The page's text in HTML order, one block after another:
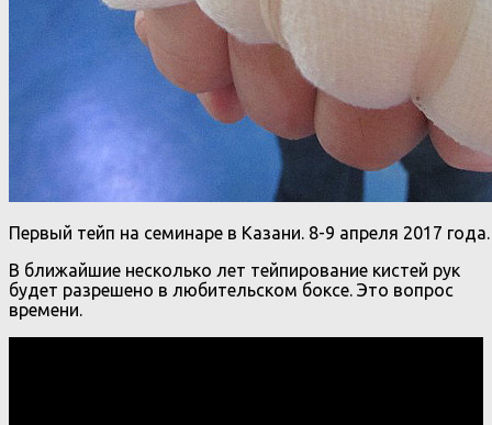
Первый тейп на семинаре в Казани. 8-9 апреля 2017 года.
В ближайшие несколько лет тейпирование кистей рук
будет разрешено в любительском боксе. Это вопрос
времени.